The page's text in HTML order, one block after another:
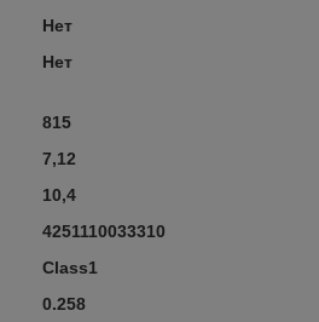
Нет
Нет
815
7,12
10,4
4251110033310
Class1
0.258